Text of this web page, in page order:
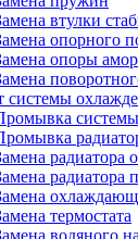
втулки
опорного
опоры
системы
радиатора
радиатора
термостата
водяного